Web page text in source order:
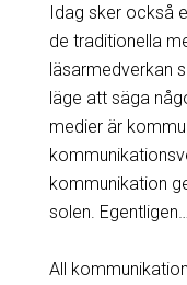
Idag sker också
de traditionella
läsarmedverkan
läge att säga
medier är
kommunikation
solen. Egentligen…
All